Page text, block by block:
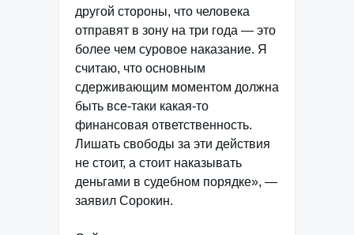
другой стороны, что человека
отправят в зону на три года — это
более чем суровое наказание. Я
считаю, что основным
сдерживающим моментом должна
быть все-таки какая-то
финансовая ответственность.
Лишать свободы за эти действия
не стоит, а стоит наказывать
деньгами в судебном порядке», —
заявил Сорокин.